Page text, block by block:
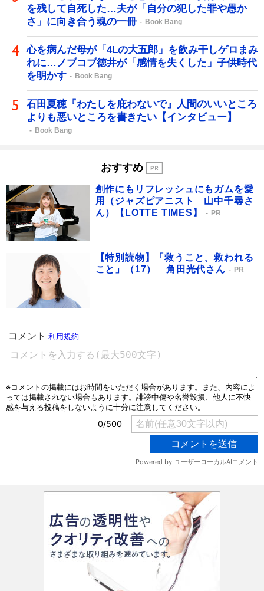
を残して自死した…夫が「自分の犯した罪や愚か
さ」に向き合う魂の一冊
Book Bang
心を病んだ母が「4Lの大五郎」を飲み干しゲロまみ
れに…ノブコブ徳井が「感情を失くした」子供時代
を明かす
Book Bang
石田夏穂『わたしを庇わないで』人間のいいところ
よりも悪いところを書きたい【インタビュー】
Book Bang
おすすめ
創作にもリフレッシュにもガムを愛
用（ジャズピアニスト 山中千尋さ
ん）【LOTTE TIMES】
PR
【特別読物】「救うこと、救われる
こと」（17） 角田光代さん
PR